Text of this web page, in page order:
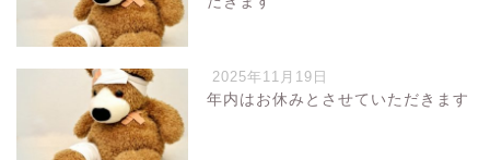
2025年11月19日
年内はお休みとさせていただきます